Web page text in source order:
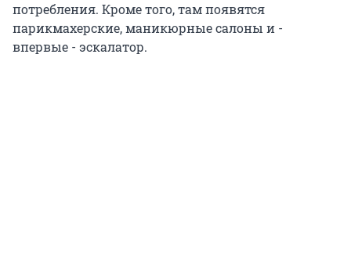
потребления. Кроме того, там появятся
парикмахерские, маникюрные салоны и -
впервые - эскалатор.